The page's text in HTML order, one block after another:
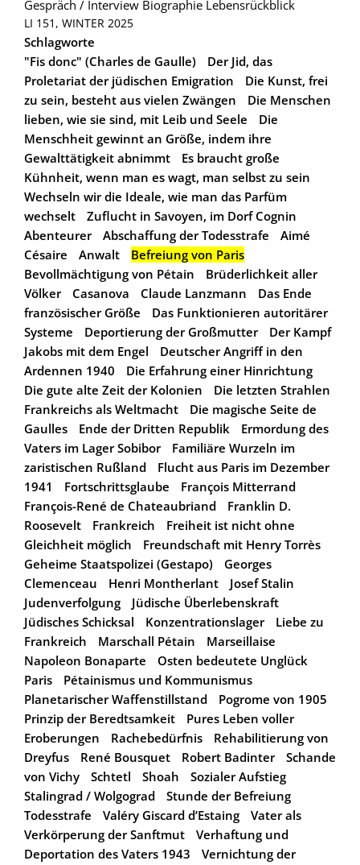
Gespräch / Interview Biographie Lebensrückblick
LI 151, WINTER 2025
Schlagworte
"Fis donc" (Charles de Gaulle)
Der Jid, das
Proletariat der jüdischen Emigration
Die Kunst, frei
zu sein, besteht aus vielen Zwängen
Die Menschen
lieben, wie sie sind, mit Leib und Seele
Die
Menschheit gewinnt an Größe, indem ihre
Gewalttätigkeit abnimmt
Es braucht große
Kühnheit, wenn man es wagt, man selbst zu sein
Wechseln wir die Ideale, wie man das Parfüm
wechselt
Zuflucht in Savoyen, im Dorf Cognin
Abenteurer
Abschaffung der Todesstrafe
Aimé
Césaire
Anwalt
Befreiung von Paris
Bevollmächtigung von Pétain
Brüderlichkeit aller
Völker
Casanova Claude Lanzmann
Das Ende
französischer Größe
Das Funktionieren autoritärer
Systeme
Deportierung der Großmutter
Der Kampf
Jakobs mit dem Engel
Deutscher Angriff in den
Ardennen 1940
Die Erfahrung einer Hinrichtung
Die gute alte Zeit der Kolonien
Die letzten Strahlen
Frankreichs als Weltmacht
Die magische Seite de
Gaulles
Ende der Dritten Republik
Ermordung des
Vaters im Lager Sobibor
Familiäre Wurzeln im
zaristischen Rußland
Flucht aus Paris im Dezember
1941
Fortschrittsglaube
François Mitterrand
François-René de Chateaubriand
Franklin D.
Roosevelt
Frankreich
Freiheit ist nicht ohne
Gleichheit möglich
Freundschaft mit Henry Torrès
Geheime Staatspolizei (Gestapo)
Georges
Clemenceau
Henri Montherlant
Josef Stalin
Judenverfolgung
Jüdische Überlebenskraft
Jüdisches Schicksal
Konzentrationslager
Liebe zu
Frankreich
Marschall Pétain
Marseillaise
Napoleon Bonaparte
Osten bedeutete Unglück
Paris
Pétainismus und Kommunismus
Planetarischer Waffenstillstand
Pogrome von 1905
Prinzip der Beredtsamkeit
Pures Leben voller
Eroberungen
Rachebedürfnis
Rehabilitierung von
Dreyfus
René Bousquet Robert Badinter
Schande
von Vichy
Schtetl Shoah
Sozialer Aufstieg
Stalingrad / Wolgograd
Stunde der Befreiung
Todesstrafe
Valéry Giscard d’Estaing
Vater als
Verkörperung der Sanftmut
Verhaftung und
Deportation des Vaters 1943
Vernichtung der